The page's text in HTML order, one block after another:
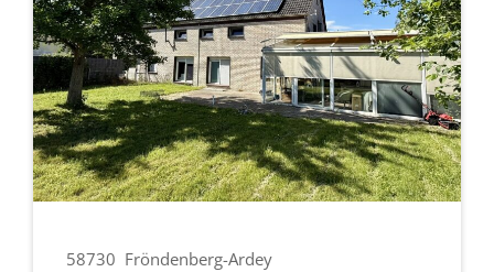
58730 Fröndenberg-Ardey